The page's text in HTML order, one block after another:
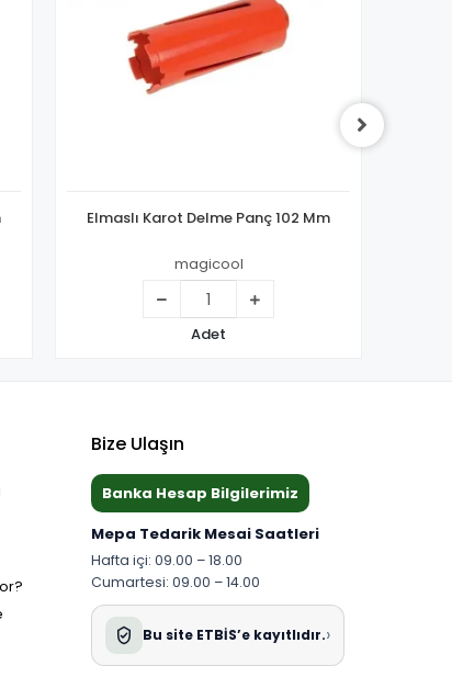
Elmaslı Karot Delme Panç 102 Mm
magicool
Adet
Bize Ulaşın
Banka Hesap Bilgilerimiz
Mepa Tedarik Mesai Saatleri
Hafta içi: 09.00 – 18.00
Cumartesi: 09.00 – 14.00
Bu site ETBİS’e kayıtlıdır.›